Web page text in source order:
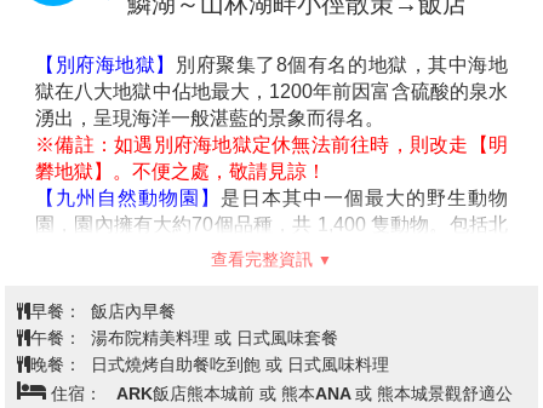
第1天
台北→福岡機場→SAPPORO啤酒九
州日田工廠→飯店
今日集合於於桃園國際機場後，專人為您辦理出境手
續，搭乘豪華客機飛往九州第一大城-福岡。
【SAPPORO啤酒九州日田工廠】位於大分縣日田市，
成立於2000年，是Sapporo啤酒在九州的主要生產基
地。該工廠利用當地優質地下水，生產經典的黑標啤酒
遊客參觀啤酒釀造、包裝過程，並能在附設的品酒區享
用新鮮生啤酒，、包裝過程，並能在附設的品酒區享用
新鮮生啤酒，
※備註：如遇休館，將改前往【奧日田大山梅酒藏】。
查看完整資訊
早餐： XXX